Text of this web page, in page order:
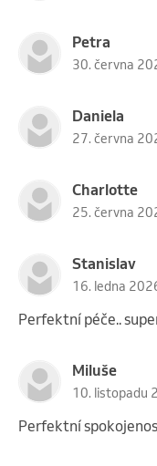
Petra
30. června
Daniela
27. června
Charlotte
25. června
Stanislav
16. ledna
Perfektní péče..
Miluše
10. listopadu
Perfektní